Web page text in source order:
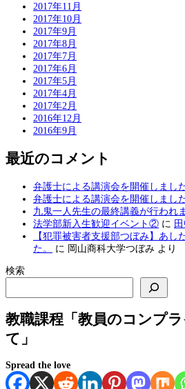
2017年11月
2017年10月
2017年9月
2017年8月
2017年7月
2017年6月
2017年5月
2017年4月
2017年2月
2016年12月
2016年9月
最近のコメント
弁護士による講演会を開催しまし
弁護士による講演会を開催しまし
九鬼一人先生の最終講義が行われ
法学部新入生歓迎イベント② に
【犯罪被害者支援部つぼみ】あし
た。
に 岡山商科大学つぼみ より
検索
教職課程「教員のコンプ
て」
Spread the love